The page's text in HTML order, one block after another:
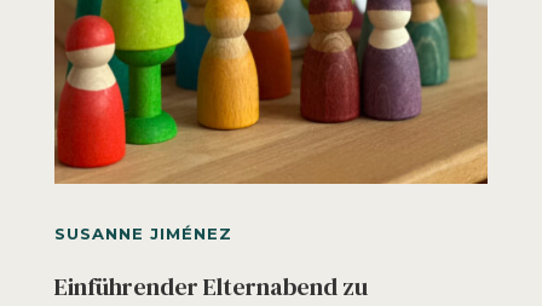
SUSANNE JIMÉNEZ
Einführender Elternabend zu